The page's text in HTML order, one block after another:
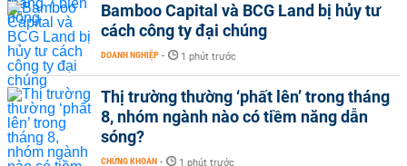
Bamboo Capital và BCG Land bị hủy tư
cách công ty đại chúng
DOANH NGHIỆP - 1 phút trước
Thị trường thường ‘phất lên’ trong tháng
8, nhóm ngành nào có tiềm năng dẫn
sóng?
CHỨNG KHOÁN - 1 phút trước